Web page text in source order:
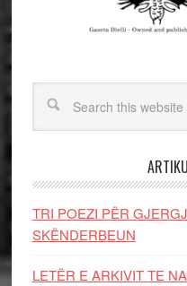
TRI POEZI PËR
SKËNDERBEUN
LETËR E ARKIVIT TE